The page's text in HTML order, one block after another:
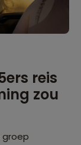
reis
zou
groep